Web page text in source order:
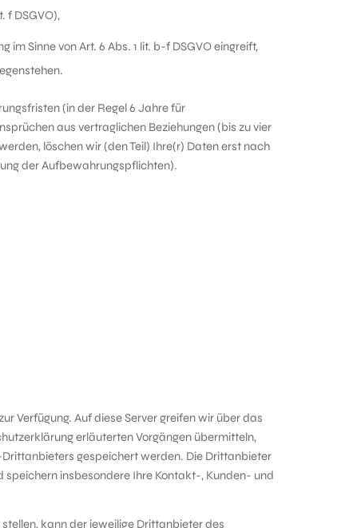
f DSGVO),
Sinne von Art. 6 Abs. 1 lit. b-f DSGVO eingreift,
(in der Regel 6 Jahre für
aus vertraglichen Beziehungen (bis zu vier
löschen wir (den Teil) Ihre(r) Daten erst nach
der Aufbewahrungspflichten).
Verfügung. Auf diese Server greifen wir über das
erläuterten Vorgängen übermitteln,
gespeichert werden. Die Drittanbieter
insbesondere Ihre Kontakt-, Kunden- und
kann der jeweilige Drittanbieter des